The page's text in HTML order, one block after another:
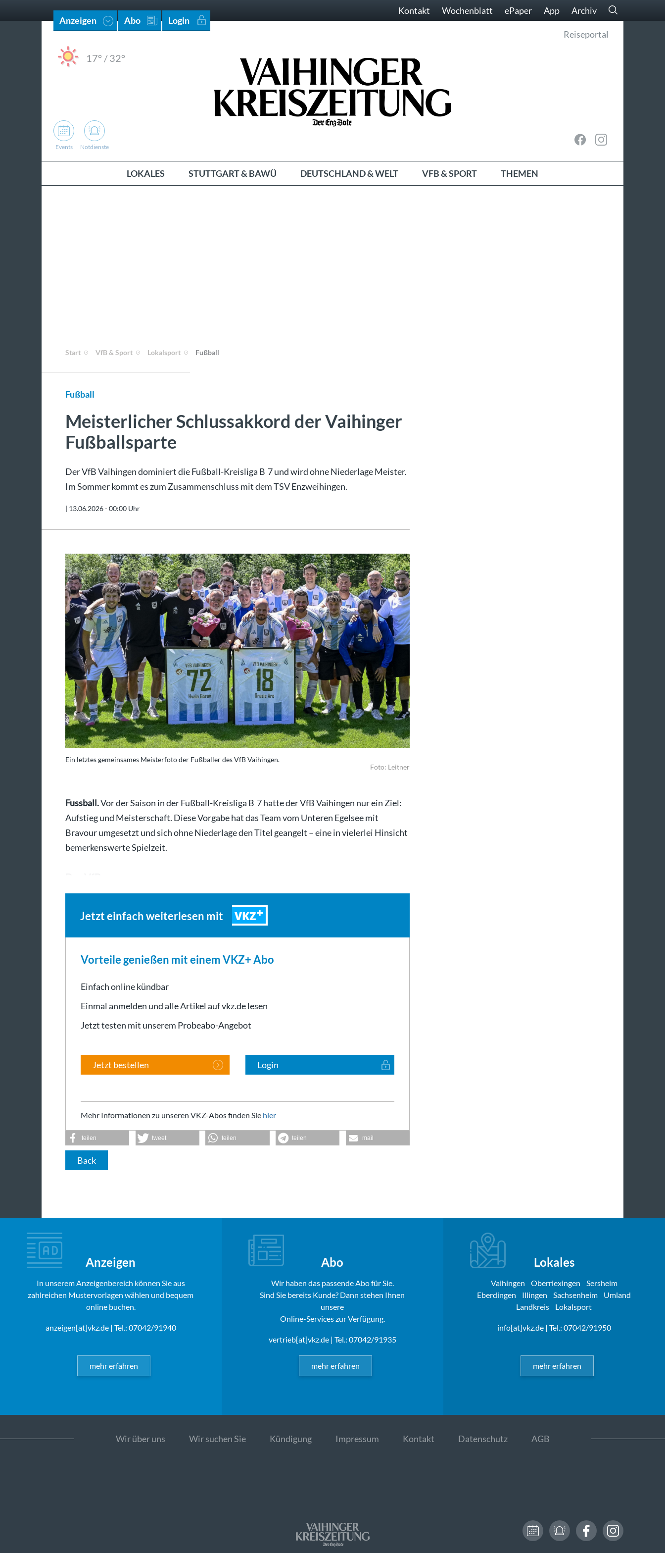
Anzeigen Abo Login
Kontakt Wochenblatt ePaper App Archiv
17° /32°
Reiseportal
Events Notdienste
LOKALES STUTTGART & BAWÜ DEUTSCHLAND & WELT VFB & SPORT THEMEN
Start VfB & Sport Lokalsport Fußball
Fußball
Meisterlicher Schlussakkord der Vaihinger
Fußballsparte
Der VfB Vaihingen dominiert die Fußball-Kreisliga B 7 und wird ohne Niederlage Meister.
Im Sommer kommt es zum Zusammenschluss mit dem TSV Enzweihingen.
| 13.06.2026 - 00:00 Uhr
Ein letztes gemeinsames Meisterfoto der Fußballer des VfB Vaihingen.
Foto: Leitner
Fussball.Vor der Saison in der Fußball-Kreisliga B 7 hatte der VfB Vaihingen nur ein Ziel:
Aufstieg und Meisterschaft. Diese Vorgabe hat das Team vom Unteren Egelsee mit
Bravour umgesetzt und sich ohne Niederlage den Titel geangelt – eine in vielerlei Hinsicht
bemerkenswerte Spielzeit.
Jetzt einfach weiterlesen mit VKZ
Vorteile genießen mit einem VKZ+ Abo
Einfach online kündbar
Einmal anmelden und alle Artikel auf vkz.de lesen
Jetzt testen mit unserem Probeabo-Angebot
Jetzt bestellen Login
Mehr Informationen zu unseren VKZ-Abos finden Sie hier
teilen tweet teilen teilen mail
Back
Anzeigen
In unserem Anzeigenbereich können Sie aus
zahlreichen Mustervorlagen wählen und bequem
online buchen.
anzeigen[at]vkz.de| Tel.: 07042/91940
mehr erfahren
Abo
Wir haben das passende Abo für Sie.
Sind Sie bereits Kunde? Dann stehen Ihnen
unsere
Online-Services zur Verfügung.
vertrieb[at]vkz.de| Tel.: 07042/91935
mehr erfahren
Lokales
Vaihingen Oberriexingen
Sersheim
Eberdingen
Illingen Sachsenheim
Umland
Landkreis
Lokalsport
info[at]vkz.de| Tel.: 07042/91950
mehr erfahren
Wir über uns Wir suchen Sie Kündigung Impressum Kontakt Datenschutz AGB